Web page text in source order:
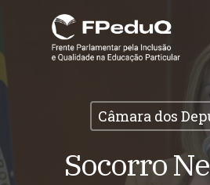
Câmara dos
Socorro